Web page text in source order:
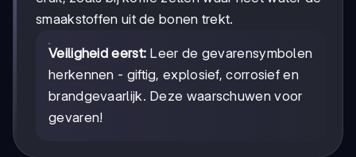
smaakstoffen uit de bonen trekt.
Veiligheid eerst: Leer de gevarensymbolen
herkennen - giftig, explosief, corrosief en
brandgevaarlijk. Deze waarschuwen voor
gevaren!